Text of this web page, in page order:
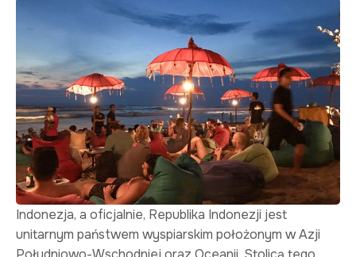
Indonezja, a oficjalnie, Republika Indonezji jest
unitarnym państwem wyspiarskim położonym w Azji